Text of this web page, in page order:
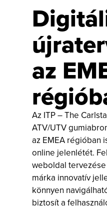
az
Az ITP – The
ATV/UTV
az EMEA régióban
online jelenlétét.
weboldal
márka innovatív
könnyen
biztosít a